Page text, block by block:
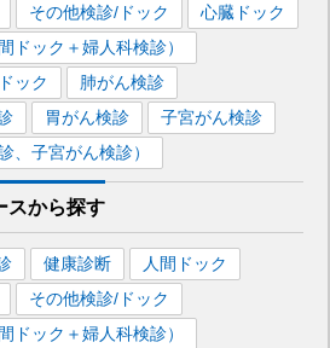
その他検診/ドック
心臓ドック
ドック＋婦人科検診）
ック
肺がん検診
胃がん検診
子宮がん検診
、子宮がん検診）
スから探す
健康診断
人間ドック
その他検診/ドック
ドック＋婦人科検診）